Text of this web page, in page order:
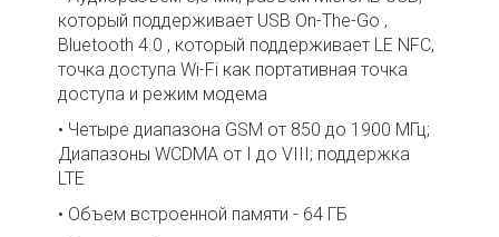
который поддерживает USB On-The-Go ,
Bluetooth 4.0 , который поддерживает LE NFC,
точка доступа Wi-Fi как портативная точка
доступа и режим модема
• Четыре диапазона GSM от 850 до 1900 МГц;
Диапазоны WCDMA от I до VIII; поддержка
LTE
• Объем встроенной памяти - 64 ГБ